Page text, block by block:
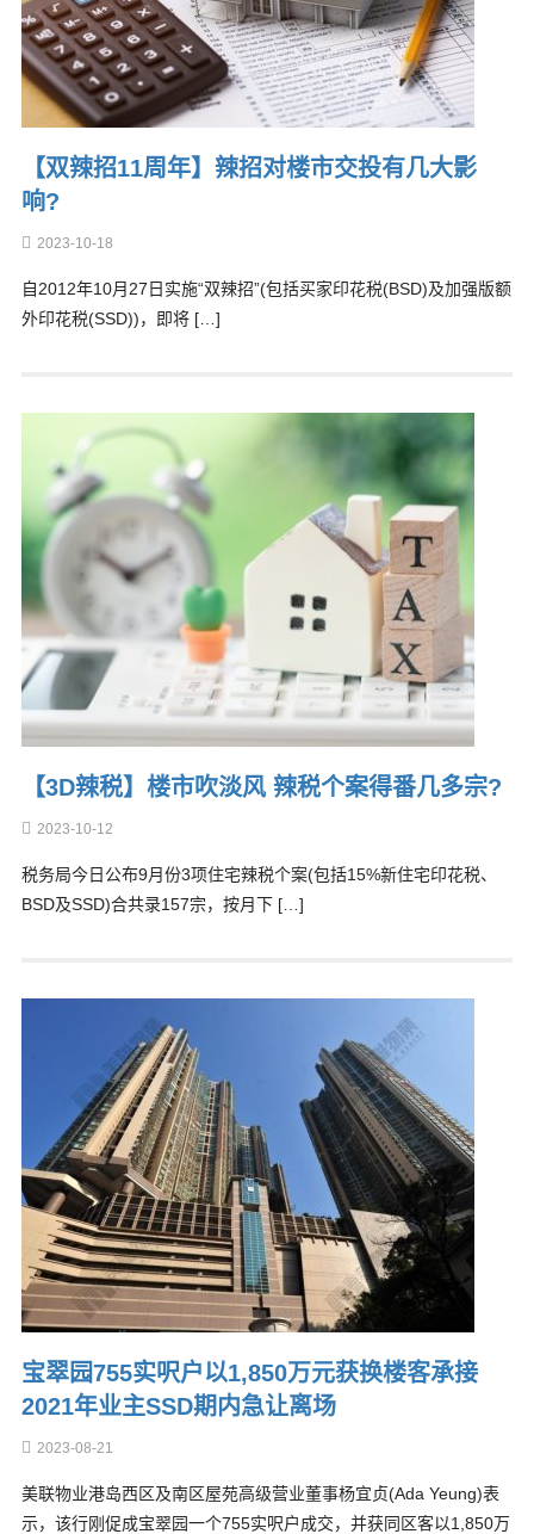
【双辣招11周年】辣招对楼市交投有几大影
响?
2023-10-18
自2012年10月27日实施“双辣招”(包括买家印花税(BSD)及加强版额
外印花税(SSD))，即将 […]
【3D辣税】楼市吹淡风 辣税个案得番几多宗?
2023-10-12
税务局今日公布9月份3项住宅辣税个案(包括15%新住宅印花税、
BSD及SSD)合共录157宗，按月下 […]
宝翠园755实呎户以1,850万元获换楼客承接
2021年业主SSD期内急让离场
2023-08-21
美联物业港岛西区及南区屋苑高级营业董事杨宜贞(Ada Yeung)表
示，该行刚促成宝翠园一个755实呎户成交，并获同区客以1,850万